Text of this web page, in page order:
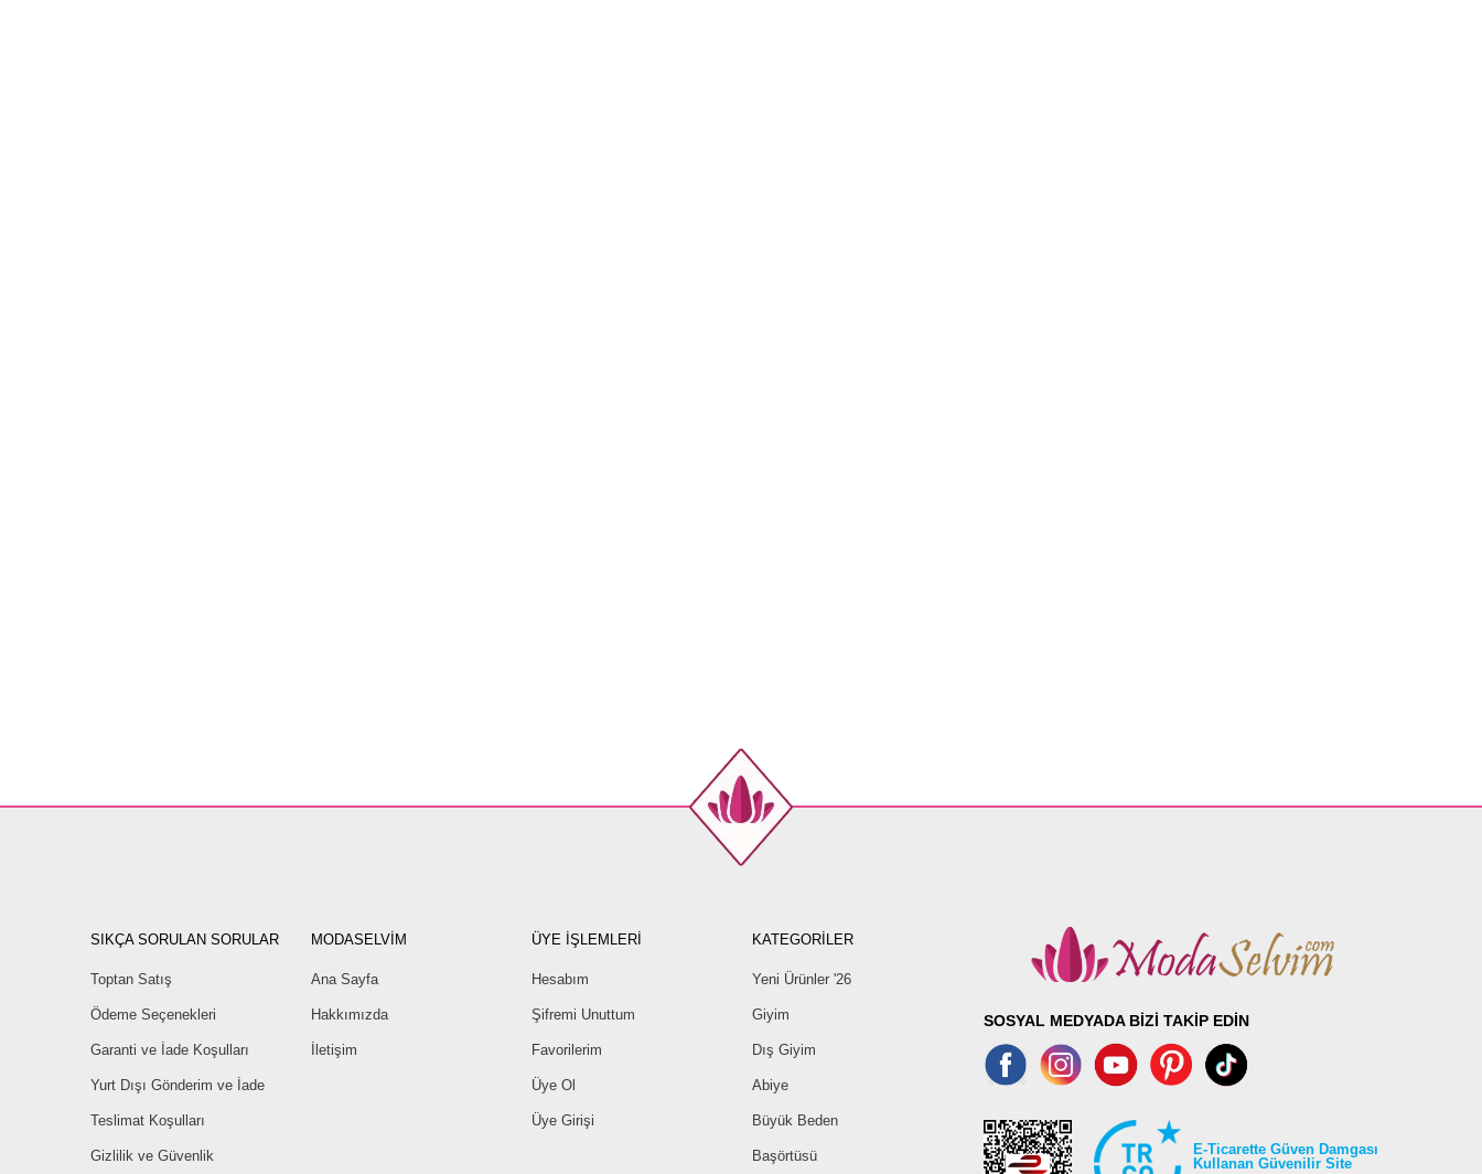
SIKÇA SORULAN SORULAR
Toptan Satış
Ödeme Seçenekleri
Garanti ve İade Koşulları
Yurt Dışı Gönderim ve İade
Teslimat Koşulları
Gizlilik ve Güvenlik
MODASELVİM
Ana Sayfa
Hakkımızda
İletişim
ÜYE İŞLEMLERİ
Hesabım
Şifremi Unuttum
Favorilerim
Üye Ol
Üye Girişi
KATEGORİLER
Yeni Ürünler '26
Giyim
Dış Giyim
Abiye
Büyük Beden
Başörtüsü
SOSYAL MEDYADA BİZİ TAKİP EDİN
E-Ticarette Güven Damgası
Kullanan Güvenilir Site